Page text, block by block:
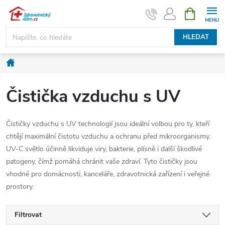
Přejít
obsah
HLEDAT
NÁKUPNÍ
KOŠÍK
Domů
Čistička vzduchu s UV
Čističky vzduchu s UV technologií jsou ideální volbou pro ty, kteří
chtějí maximální čistotu vzduchu a ochranu před mikroorganismy.
UV-C světlo účinně likviduje viry, bakterie, plísně i další škodlivé
patogeny, čímž pomáhá chránit vaše zdraví. Tyto čističky jsou
vhodné pro domácnosti, kanceláře, zdravotnická zařízení i veřejné
prostory.
Filtrovat